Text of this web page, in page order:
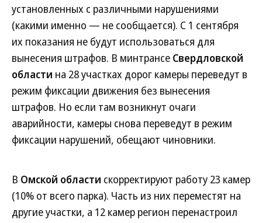
установленных с различными нарушениями
(какими именно — не сообщается). С 1 сентября
их показания не будут использоваться для
вынесения штрафов. В минтрансе Свердловской
области на 28 участках дорог камеры переведут в
режим фиксации движения без вынесения
штрафов. Но если там возникнут очаги
аварийности, камеры снова переведут в режим
фиксации нарушений, обещают чиновники.
В Омской области скорректируют работу 23 камер
(10% от всего парка). Часть из них переместят на
другие участки, а 12 камер регион перенастроил